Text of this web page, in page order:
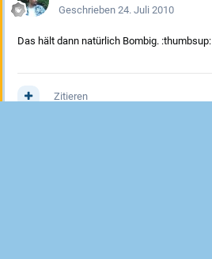
Geschrieben 24. Juli 2010
Das hält dann natürlich Bombig. :thumbsup:
Zitieren